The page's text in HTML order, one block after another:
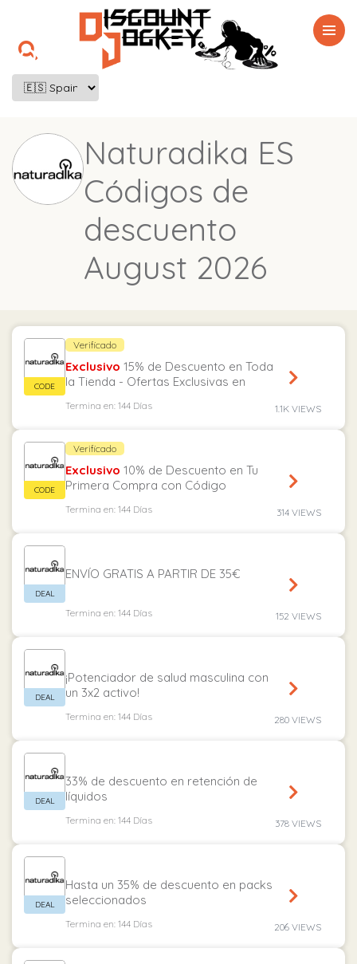

Naturadika ES
Códigos de
descuento
August 2026
Verificado
Exclusivo
la Tienda - Ofertas Exclusivas en
Termina en: 144 Días 1.1K VIEWS
Verificado
Exclusivo
Primera Compra con Código
Termina en: 144 Días 314 VIEWS
ENVÍO GRATIS A PARTIR DE 35€
Termina en: 144 Días 152 VIEWS
¡Potenciador de salud masculina con
un 3x2 activo!
Termina en: 144 Días 280 VIEWS
33% de descuento en retención de
líquidos
Termina en: 144 Días 378 VIEWS
Hasta un 35% de descuento en packs
seleccionados
Termina en: 144 Días 206 VIEWS